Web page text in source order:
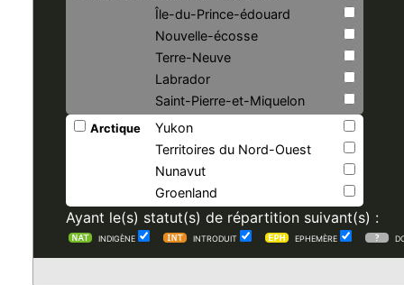
Île-du-Prince-édouard
Nouvelle-écosse
Terre-Neuve
Labrador
Saint-Pierre-et-Miquelon
Arctique
Yukon
Territoires du Nord-Ouest
Nunavut
Groenland
Ayant le(s) statut(s) de répartition suivant(s) :
INDIGÈNE INTRODUIT EPHEMÈRE